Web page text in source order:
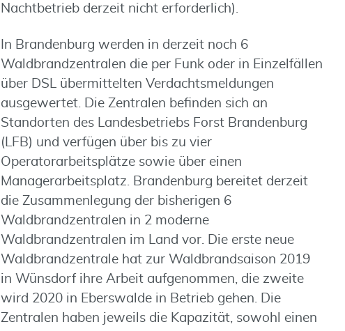
Nachtbetrieb derzeit nicht erforderlich).
In Brandenburg werden in derzeit noch 6
Waldbrandzentralen die per Funk oder in Einzelfällen
über DSL übermittelten Verdachtsmeldungen
ausgewertet. Die Zentralen befinden sich an
Standorten des Landesbetriebs Forst Brandenburg
(LFB) und verfügen über bis zu vier
Operatorarbeitsplätze sowie über einen
Managerarbeitsplatz. Brandenburg bereitet derzeit
die Zusammenlegung der bisherigen 6
Waldbrandzentralen in 2 moderne
Waldbrandzentralen im Land vor. Die erste neue
Waldbrandzentrale hat zur Waldbrandsaison 2019
in Wünsdorf ihre Arbeit aufgenommen, die zweite
wird 2020 in Eberswalde in Betrieb gehen. Die
Zentralen haben jeweils die Kapazität, sowohl einen